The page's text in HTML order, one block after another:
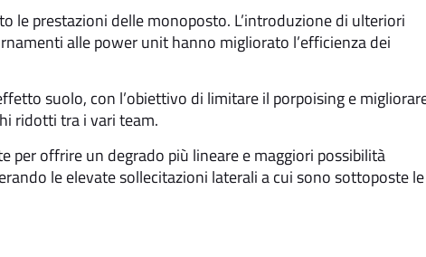
prestazioni delle monoposto. L’introduzione di ulteriori
alle power unit hanno migliorato l’efficienza dei
suolo, con l’obiettivo di limitare il porpoising e
ridotti tra i vari team.
per offrire un degrado più lineare e maggiori possibilità
le elevate sollecitazioni laterali a cui sono sottoposte le